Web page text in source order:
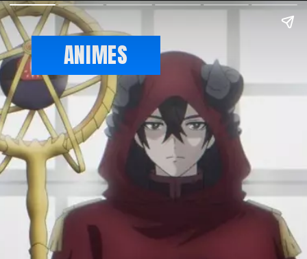
ANIMES